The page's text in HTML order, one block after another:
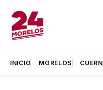
INICIO MORELOS